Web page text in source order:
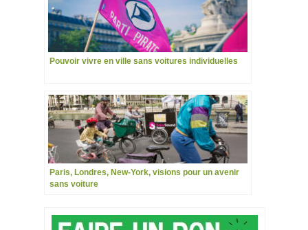
Pouvoir vivre en ville sans voitures individuelles
Paris, Londres, New-York, visions pour un avenir
sans voiture